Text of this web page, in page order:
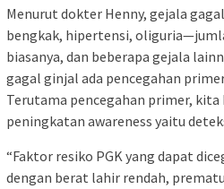
Menurut dokter Henny, gejala
bengkak, hipertensi,
biasanya, dan beberapa gejala
gagal ginjal ada pencegahan
Terutama pencegahan primer, kita
peningkatan awareness yaitu
“Faktor resiko PGK yang dapat
dengan berat lahir rendah,